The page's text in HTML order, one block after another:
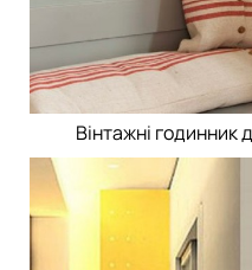
Вінтажні